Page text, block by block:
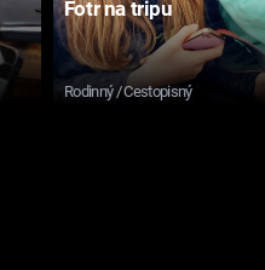
Fotr na tripu
Rodinný / Cestopisný